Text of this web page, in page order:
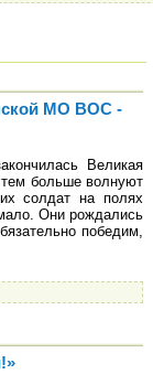
МО ВОС -
Великая
больше волнуют
солдат на полях
Они рождались
победим,